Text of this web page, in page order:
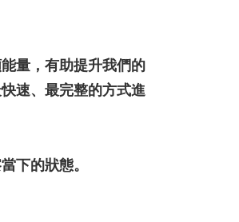
量，有助提升我們的
速、最完整的方式進
下的狀態。